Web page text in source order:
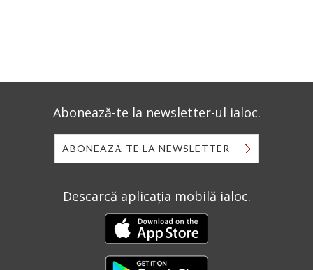
Abonează-te la newsletter-ul ialoc.
ABONEAZĂ-TE LA NEWSLETTER
Descarcă aplicația mobilă ialoc.